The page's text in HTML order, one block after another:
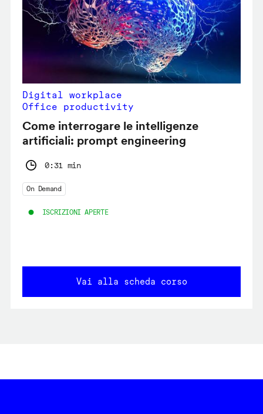
Digital workplace
Office productivity
Come interrogare le intelligenze
artificiali: prompt engineering
0:31 min
On Demand
ISCRIZIONI APERTE
Vai alla scheda corso